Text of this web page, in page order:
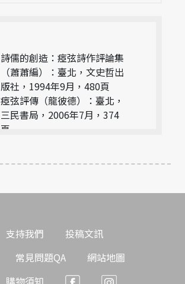
詩儒的創造：瘂弦詩作評論集
（蕭蕭編）：臺北，文史哲出
版社，1994年9月，480頁
瘂弦評傳（龍彼德）：臺北，
三民書局，2006年7月，374
頁
7月，357頁
支持我們
投稿文訊
常見問題QA
網站地圖
購物須知